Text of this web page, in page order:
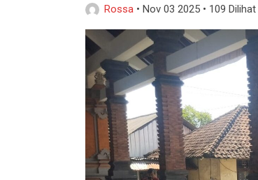
Rossa • Nov 03 2025 • 109 Dilihat